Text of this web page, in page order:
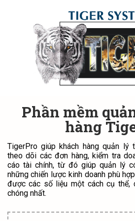
Phần mềm
hàng
TigerPro giúp khách hàng quản lý
theo dõi các đơn hàng, kiểm tra
cáo tài chính, từ đó giúp quản lý
những chiến lược kinh doanh phù
được các số liệu một cách cụ thể,
chóng nhất.